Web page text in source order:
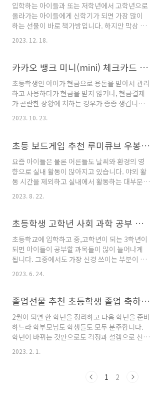
니 이번 방학에는 꼭 이것 한 가지라도 해야지라
고 생각하신다면 부족한 문해력 기르기에 초점을
맞춰 보는 것은 어떨까요? 아이가 점점 성장해 갈
수록 진작에 했어야 하는데라며 후회하는 것이
방법들을 소개해 봅니다. 1. 글의 주제 찾기 및 요
약하기 ..
입학하는 아이들과 또는 저학년에서 고학년으로
올라가는 아이들에게 신학기가 되면 가장 많이
하는 선물이 바로 책가방입니다. 하지만 막상 사
려고 보면 너무 많은 제품으로 어디 제품을 어떻
게 골라야 하나 고민하고 계시지요? 특히나 선물
은 실용적이고 합리적인 초등학생들 책가방 브랜
과 부모님들도 만족할 만한 책가방 선택하실 때
도움 받으시기 바랍니다. 1. 책가방 고르실 때 유
의하셔야 할 점 정리 첫 번째, 책가방을 고르실 때
가장 먼저 고려해야 하는 부분은 아이들이 책이
때문에 책을 넣는 입구가 편리하게 되어 있는 것
을 고려해야..
2023. 12. 18.
카카오 뱅크 미니(mini) 체크카드 발급 방법 대상 조건, 초등학생 첫 카드
초등학생인 아이가 현금으로 용돈을 받아서 관리
하고 사용하다가 현금을 받지 않거나, 현금결제
가 곤란한 상황에 처하는 경우가 종종 생깁니다.
처음 한두 번은 부모님의 카드를 빌려서 사용할
수 있지만, 고학년이 되면서 아이 이름으로 된 카
초등학생이 만들면 좋을 카카오뱅크 미니(mini)
카드 발급받는 방법과 순서 그리고 발급대상 조
건까지 총정리해서 알아볼테니 지금 바로 신청해
보세요. 1. 카카오뱅크 미니 가입 방법 아마
도 가입해서 발급받는 방법이 가장 중요하고 궁
금한 부분입니다. 저는 제가 아이와 함께 발급받
다. 1) 자녀의 휴대폰으로 카카오뱅크 앱을 설
치하기..
2023. 10. 23.
초등 보드게임 추천 루미큐브 우봉고 쿼리도 SET
요즘 아이들은 물론 어른들도 날씨와 환경의 영
향으로 실내 활동이 많아지고 있습니다. 야외 활
동 시간을 제외하고 실내에서 활동하는 대부분의
임으로 보내는 경우가 많은데요, 집안에서는 물
핸드폰이나 패드를 손에서 놓지 못하는 모습들을
볼 때면 안타까운 생각마저 듭니다. 아이들을 단
순히 강제적인 완력으로 온라인 세상에서 빠져나
오게 하는 것은 어렵고, 그렇다고 그냥 방치하지
못해 잔소리를 하다가는 아이와 오히려 사이가
더 멀어질 수도 있습니다. 가족이 함께 보내는 시
행복한 시간이 될 것입니다. 그래서 오늘은 온 가
족이 함께 할 ..
2023. 8. 22.
초등학생 고학년 사회 과학 공부 방법
초등학교에 입학하고 중,고학년이 되는 3학년이
되면 아이들이 공부할 과목들이 많이 늘어나게
됩니다. 그중에서도 가장 신경 쓰이는 부분이 과
시절부터 저학년까지 연속적으로 공부를 꾸준히
되어도 당연하게 받아들이게 됩니다. 그리고 다
른 기타 예체능 과목들은 아이들도 부모님들도
부담스럽지 않게 받아들이고 오히려 아이들은 즐
거워하는 경우가 더 많습니다. 반면 사회, 과학의
경우 별도로 공부를 시키지는 못했지만 그렇다고
예체능처럼 즐기기만 할 수는 없는 부분이 있기
사회 과목 공부 방법을 알아보겠습니다. 1. 교과
2023. 6. 24.
졸업선물 추천 초등학생 졸업 축하 선물
2월이 되면 한 학년을 정리하고 다음 학년을 준비
하느라 학부모님도 학생들도 모두 분주합니다.
학년이 바뀌는 것만으로도 걱정과 설렘으로 신경
쓸 부분이 많은데 상급학교로 진학을 앞둔 학생
들은 말할 것도 없을 것입니다. 첫 사회생활이었
한층 성숙해진 몸과 마음으로 중학교로 진학을
2023. 2. 1.
1 2